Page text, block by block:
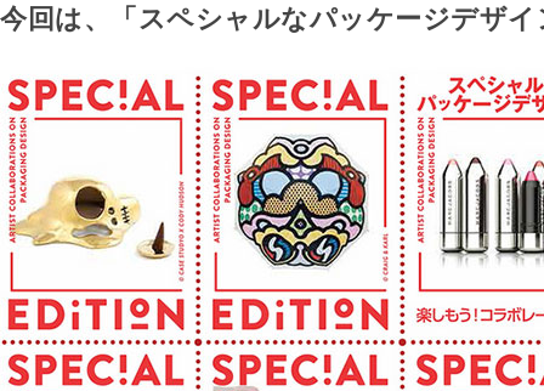
今回は、「スペシャルなパッケージデザイ